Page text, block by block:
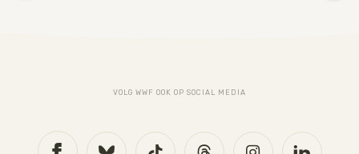
VOLG WWF OOK OP SOCIAL MEDIA